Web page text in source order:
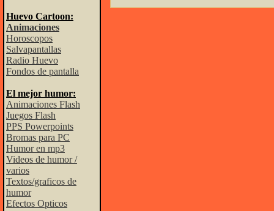
Huevo Cartoon:
Animaciones
Horoscopos
Salvapantallas
Radio Huevo
Fondos de pantalla
El mejor humor:
Animaciones Flash
Juegos Flash
PPS Powerpoints
Bromas para PC
Humor en mp3
Videos de humor /
varios
Textos/graficos de
humor
Efectos Opticos